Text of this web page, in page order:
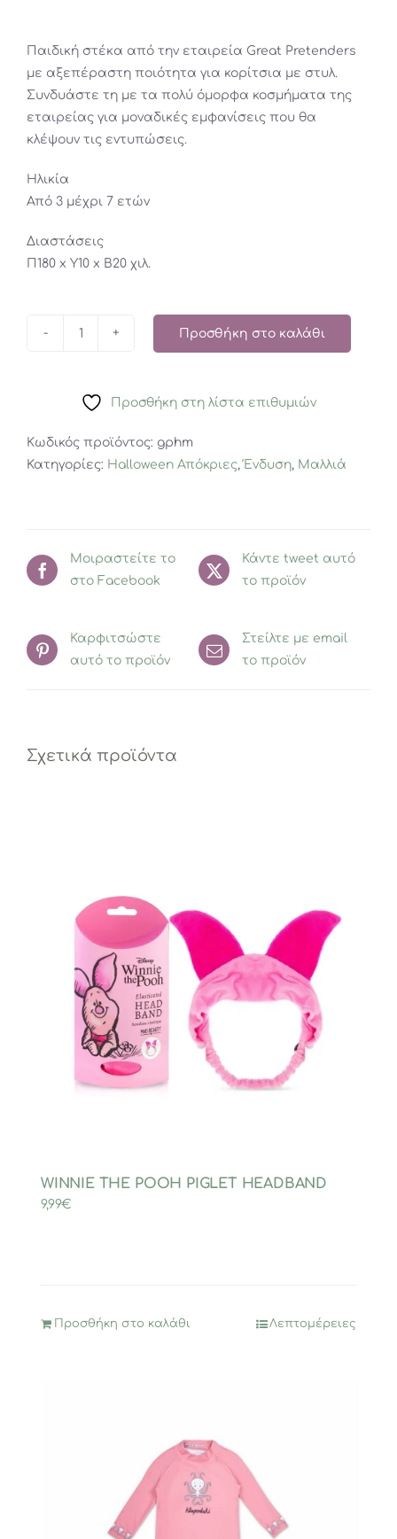
Παιδική στέκα από την εταιρεία Great Pretenders
με αξεπέραστη ποιότητα για κορίτσια με στυλ.
Συνδυάστε τη με τα πολύ όμορφα κοσμήματα της
εταιρείας για μοναδικές εμφανίσεις που θα
κλέψουν τις εντυπώσεις.
Ηλικία
Από 3 μέχρι 7 ετών
Διαστάσεις
Π180 x Y10 x Β20 χιλ.
μαλλιών
ποσότητα
Προσθήκη στο καλάθι
Προσθήκη στη λίστα επιθυμιών
Κωδικός προϊόντος: gphm
Κατηγορίες: Halloween Απόκριες,Ένδυση, Μαλλιά
Μοιραστείτε το
στο Facebook
Κάντε tweet αυτό
το προϊόν
Καρφιτσώστε
αυτό το προϊόν
Στείλτε με email
το προϊόν
Σχετικά προϊόντα
WINNIE THE POOH PIGLET HEADBAND
9,99€
Προσθήκη στο καλάθι Λεπτομέρειες